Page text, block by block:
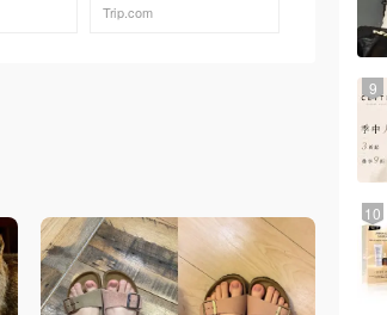
Trip.com
去